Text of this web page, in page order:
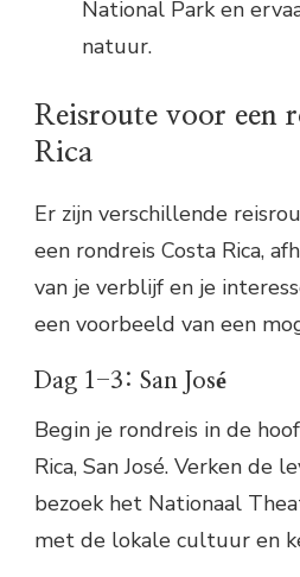
National Park en
natuur.
Reisroute voor een
Rica
Er zijn verschillende
een rondreis Costa Rica,
van je verblijf en je
een voorbeeld van een
Dag 1-3: San José
Begin je rondreis in de
Rica, San José. Verken de
bezoek het Nationaal
met de lokale cultuur en